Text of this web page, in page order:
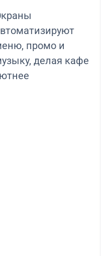
промо и
делая кафе